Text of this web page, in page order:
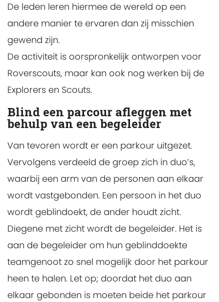
De leden leren hiermee de wereld op een
andere manier te ervaren dan zij misschien
gewend zijn.
De activiteit is oorspronkelijk ontworpen voor
Roverscouts, maar kan ook nog werken bij de
Explorers en Scouts.
Blind een parcour afleggen met
behulp van een begeleider
Van tevoren wordt er een parkour uitgezet.
Vervolgens verdeeld de groep zich in duo’s,
waarbij een arm van de personen aan elkaar
wordt vastgebonden. Een persoon in het duo
wordt geblindoekt, de ander houdt zicht.
Diegene met zicht wordt de begeleider. Het is
aan de begeleider om hun geblinddoekte
teamgenoot zo snel mogelijk door het parkour
heen te halen. Let op; doordat het duo aan
elkaar gebonden is moeten beide het parkour